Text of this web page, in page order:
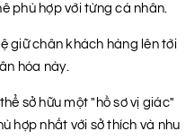
phù hợp với từng cá nhân.
giữ chân khách hàng lên tới
hóa này.
sở hữu một "hồ sơ vị giác"
hợp nhất với sở thích và nhu